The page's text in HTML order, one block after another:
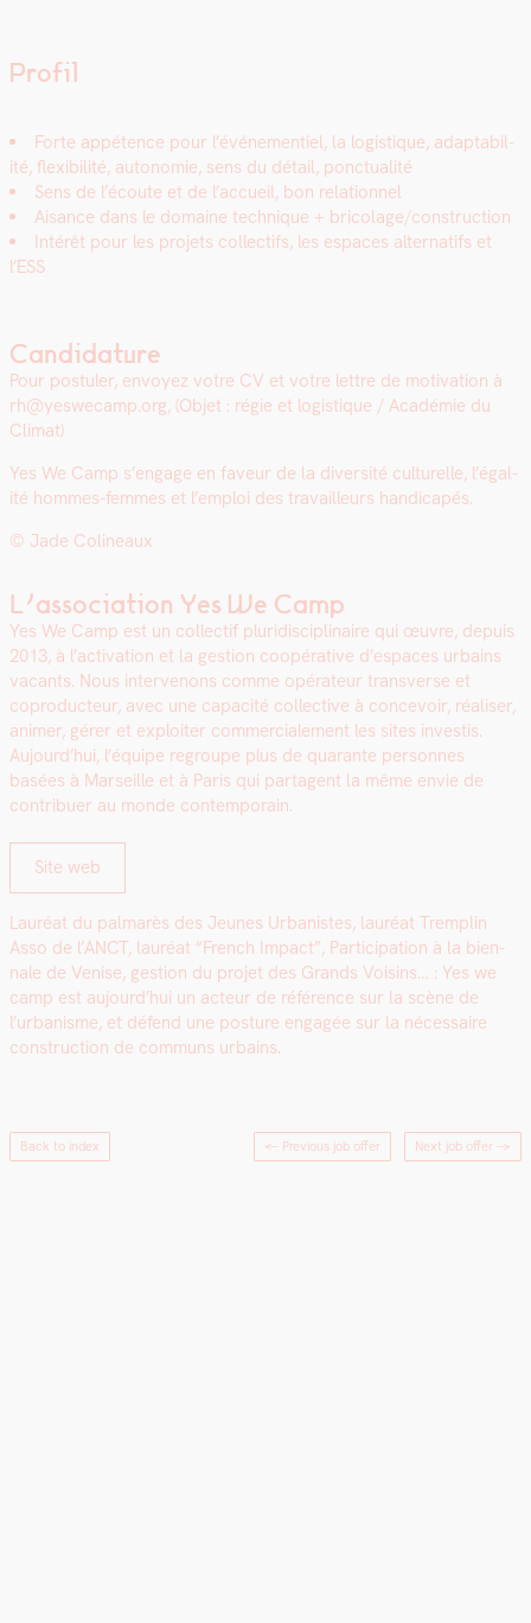
Profil
Forte appé­tence pour l’événe­men­tiel, la logis­tique, adapt­abil­
ité, flex­i­bil­ité, autonomie, sens du détail, ponc­tu­al­ité
Sens de l’écoute et de l’accueil, bon rela­tion­nel
Aisance dans le domaine tech­nique + bricolage/construction
Intérêt pour les pro­jets col­lec­tifs, les espaces alter­nat­ifs et
l’ESS
Candidature
Pour pos­tuler, envoyez votre CV et votre let­tre de moti­va­tion à
rh@yeswecamp.org, (Objet : régie et logis­tique / Académie du
Cli­mat)
Yes We Camp s’en­gage en faveur de la diver­sité cul­turelle, l’é­gal­
ité hommes-femmes et l’emploi des tra­vailleurs hand­i­capés.
© Jade Col­in­eaux
L’association Yes We Camp
Yes We Camp est un col­lec­tif pluridis­ci­plinaire qui œuvre, depuis
2013, à l’activation et la ges­tion coopéra­tive d’espaces urbains
vacants. Nous inter­venons comme opéra­teur trans­verse et
copro­duc­teur, avec une capac­ité col­lec­tive à con­cevoir, réalis­er,
ani­mer, gér­er et exploiter com­mer­ciale­ment les sites investis.
Aujourd’hui, l’équipe regroupe plus de quar­ante per­son­nes
basées à Mar­seille et à Paris qui parta­gent la même envie de
con­tribuer au monde con­tem­po­rain.
Site web
Lau­réat du pal­marès des Jeunes Urban­istes, lau­réat Trem­plin
Asso de l’ANCT, lau­réat “French Impact”, Par­tic­i­pa­tion à la bien­
nale de Venise, ges­tion du pro­jet des Grands Voisins… : Yes we
camp est aujourd’hui un acteur de référence sur la scène de
l’urbanisme, et défend une pos­ture engagée sur la néces­saire
con­struc­tion de com­muns urbains.
Back to index ← Previous job offer Next job offer →